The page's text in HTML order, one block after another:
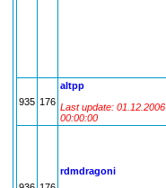
935 176
altpp
Last update: 01.12.2006
00:00:00
rdmdragoni